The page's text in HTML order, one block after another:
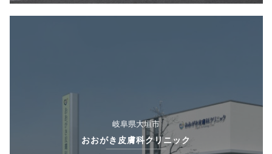
岐阜県大垣市
おおがき皮膚科クリニック